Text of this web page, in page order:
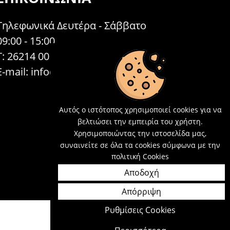
Δευτέρα - Σάββατο
- 15:00
26214 00104
mail: info@acosmetics.gr
Αυτός ο ιστότοπος χρησιμοποιεί cookies για να
βελτιώσει την εμπειρία του χρήστη.
Χρησιμοποιώντας την ιστοσελίδα μας,
συναινείτε σε όλα τα cookies σύμφωνα με την
πολιτική Cookies
Αποδοχή
Απόρριψη
Ρυθμίσεις Cookies